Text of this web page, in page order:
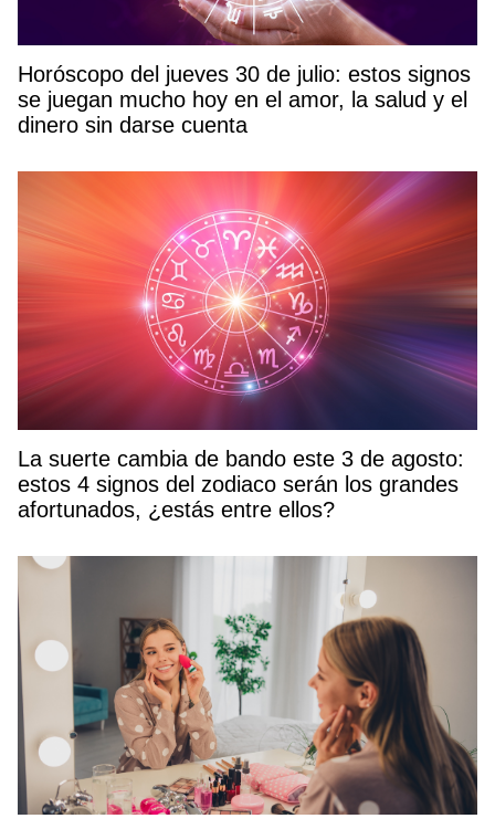
Horóscopo del jueves 30 de julio: estos signos
se juegan mucho hoy en el amor, la salud y el
dinero sin darse cuenta
La suerte cambia de bando este 3 de agosto:
estos 4 signos del zodiaco serán los grandes
afortunados, ¿estás entre ellos?